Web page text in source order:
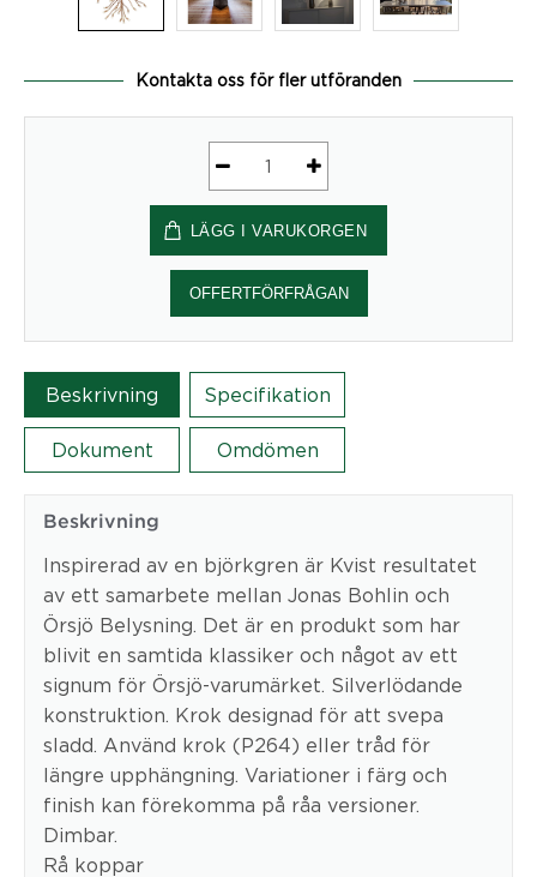
Kontakta oss för fler utföranden
Taklampa
Kvist
mängd
LÄGG I VARUKORGEN
OFFERTFÖRFRÅGAN
Beskrivning Specifikation
Dokument Omdömen
Beskrivning
Inspirerad av en björkgren är Kvist resultatet
av ett samarbete mellan Jonas Bohlin och
Örsjö Belysning. Det är en produkt som har
blivit en samtida klassiker och något av ett
signum för Örsjö-varumärket. Silverlödande
konstruktion. Krok designad för att svepa
sladd. Använd krok (P264) eller tråd för
längre upphängning. Variationer i färg och
finish kan förekomma på råa versioner.
Dimbar.
Rå koppar